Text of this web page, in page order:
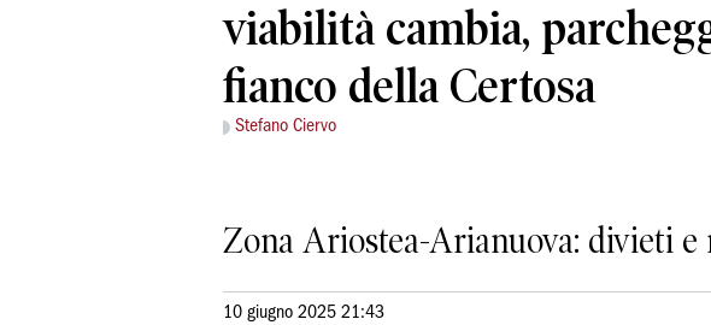
viabilità cambia,
fianco della Certosa
Stefano Ciervo
Zona Ariostea-Arianuova: divieti e
10 giugno 2025 21:43